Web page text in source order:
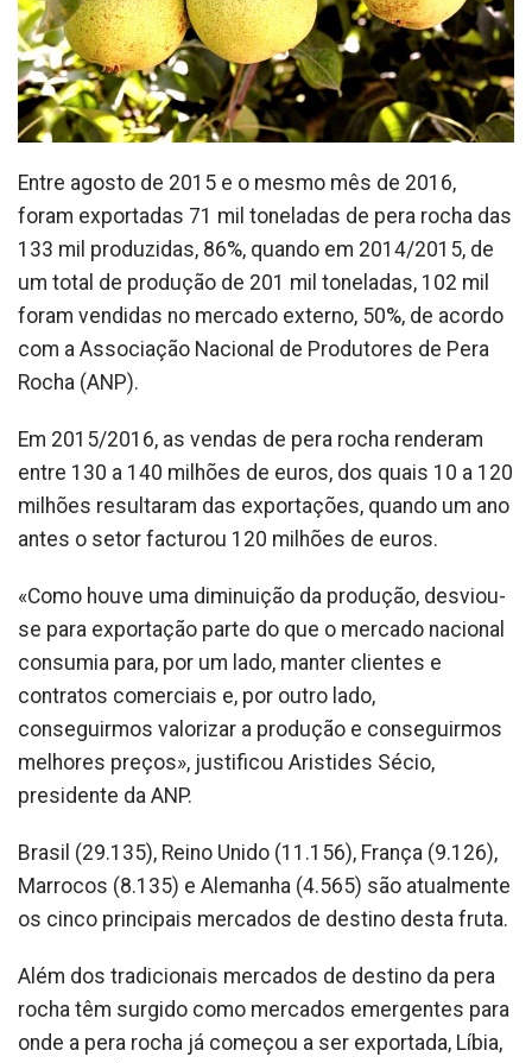
Entre agosto de 2015 e o mesmo mês de 2016,
foram exportadas 71 mil toneladas de pera rocha das
133 mil produzidas, 86%, quando em 2014/2015, de
um total de produção de 201 mil toneladas, 102 mil
foram vendidas no mercado externo, 50%, de acordo
com a Associação Nacional de Produtores de Pera
Rocha (ANP).
Em 2015/2016, as vendas de pera rocha renderam
entre 130 a 140 milhões de euros, dos quais 10 a 120
milhões resultaram das exportações, quando um ano
antes o setor facturou 120 milhões de euros.
«Como houve uma diminuição da produção, desviou-
se para exportação parte do que o mercado nacional
consumia para, por um lado, manter clientes e
contratos comerciais e, por outro lado,
conseguirmos valorizar a produção e conseguirmos
melhores preços», justificou Aristides Sécio,
presidente da ANP.
Brasil (29.135), Reino Unido (11.156), França (9.126),
Marrocos (8.135) e Alemanha (4.565) são atualmente
os cinco principais mercados de destino desta fruta.
Além dos tradicionais mercados de destino da pera
rocha têm surgido como mercados emergentes para
onde a pera rocha já começou a ser exportada, Líbia,